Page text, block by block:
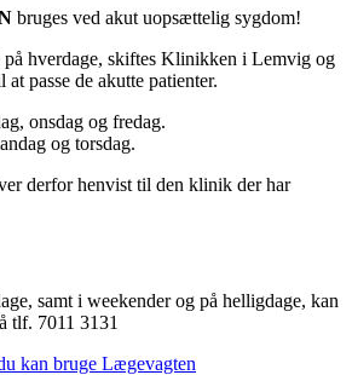
bruges ved akut uopsættelig sygdom!
hverdage, skiftes Klinikken i Lemvig og
passe de akutte patienter.
onsdag og fredag.
og torsdag.
derfor henvist til den klinik der har
samt i weekender og på helligdage, kan
tlf. 7011 3131
kan bruge Lægevagten